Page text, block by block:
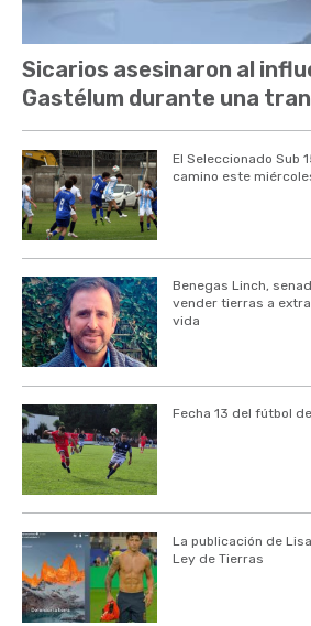
Sicarios asesinaron al
Gastélum durante una
El Seleccionado Sub
camino este
Benegas Linch,
vender tierras a
vida
Fecha 13 del fútbol
La publicación de
Ley de Tierras